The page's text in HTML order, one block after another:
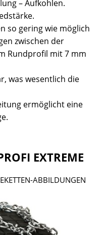
– Aufkohlen.
so gering wie möglich
zwischen der
Rundprofil mit 7 mm
was wesentlich die
ermöglicht eine
EXTREME
ABBILDUNGEN